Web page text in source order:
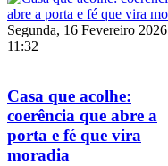
Segunda, 16 Fevereiro 2026
11:32
Casa que acolhe:
coerência que abre a
porta e fé que vira
moradia